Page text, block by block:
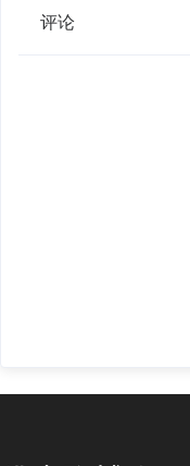
评论